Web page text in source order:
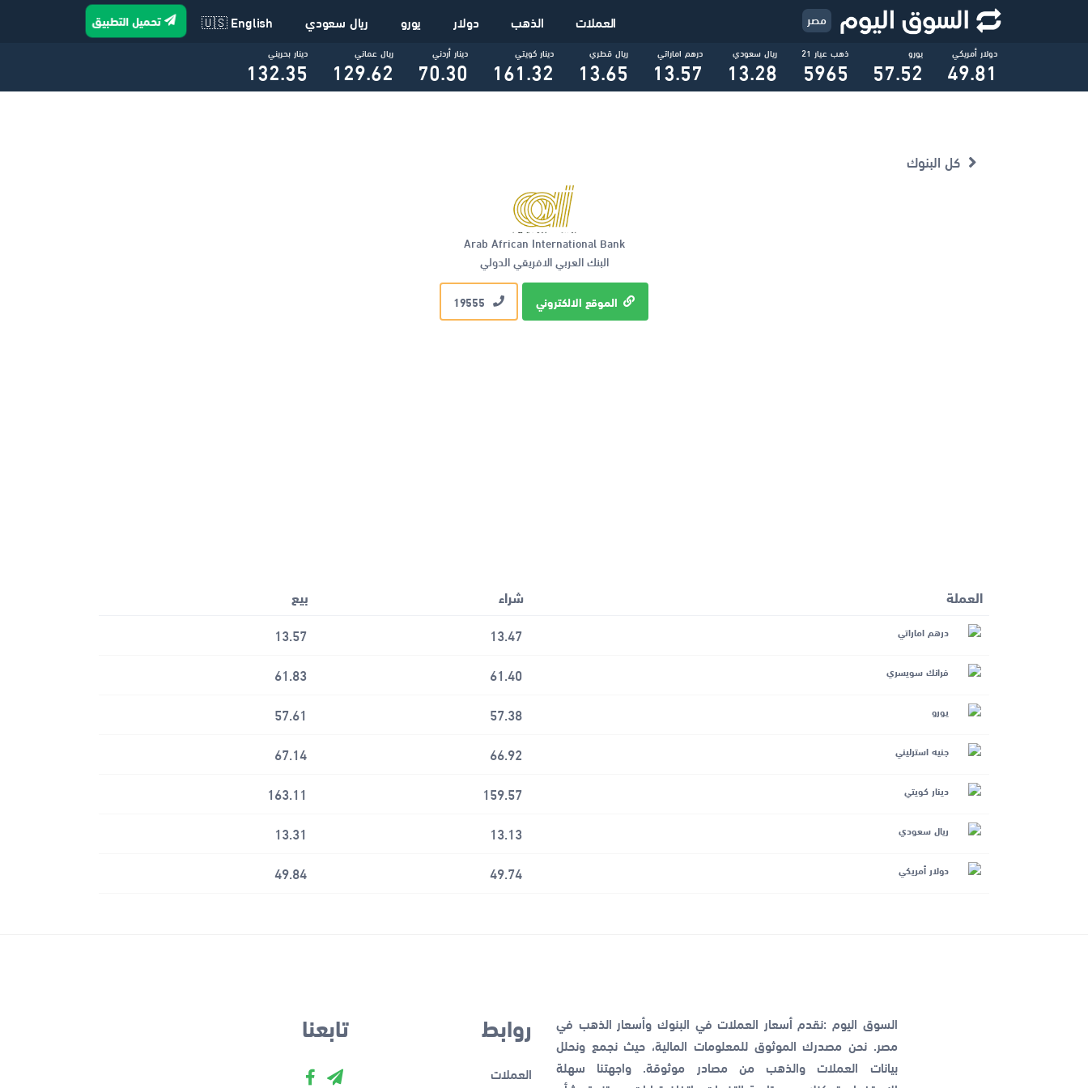
مصر العملات الذهب دولار يورو ريال سعودي 🇺🇸 English تحميل التطبيق
دولار أمريكي
49.81
يورو
57.52
ذهب عيار 21
5965
ريال سعودي
13.28
درهم اماراتي
13.57
ريال قطري
13.65
دينار كويتي
161.32
دينار أردني
70.30
ريال عماني
129.62
دينار بحريني
132.35
كل البنوك
Arab African International Bank
البنك العربي الافريقي الدولي
الموقع الالكتروني 19555
العملة شراء بيع
درهم اماراتي 13.47
13.57
فرانك سويسري 61.40
61.83
يورو 57.38
57.61
جنيه استرليني 66.92
67.14
دينار كويتي 159.57
163.11
ريال سعودي 13.13
13.31
دولار أمريكي 49.74
49.84
السوق اليوم :نقدم أسعار العملات في البنوك وأسعار الذهب في
مصر. نحن مصدرك الموثوق للمعلومات المالية، حيث نجمع ونحلل
بيانات العملات والذهب من مصادر موثوقة. واجهتنا سهلة
روابط
العملات
تابعنا